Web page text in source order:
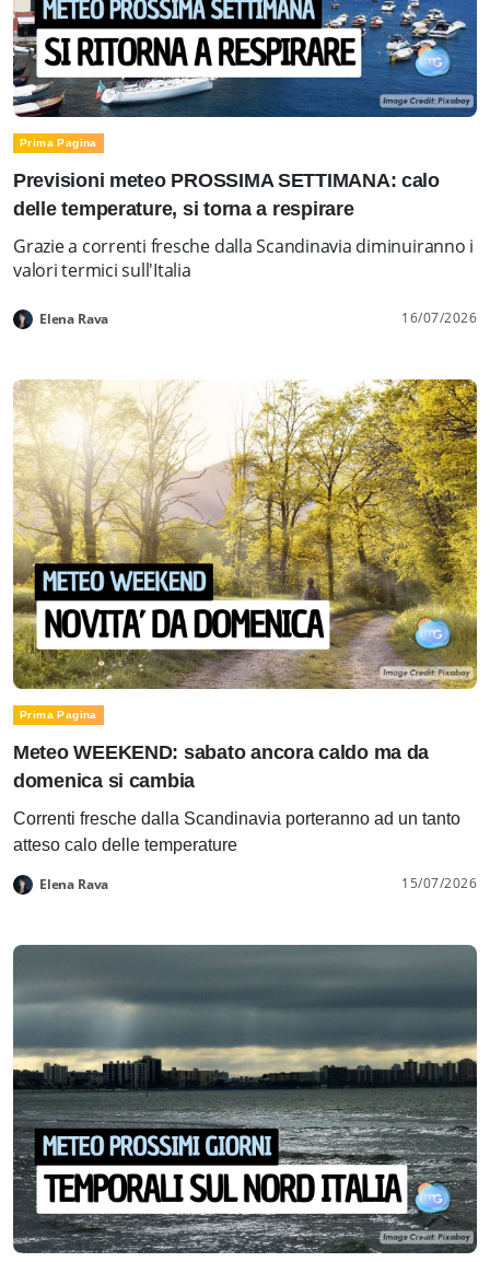
Prima Pagina
Previsioni meteo PROSSIMA SETTIMANA: calo
delle temperature, si torna a respirare
Grazie a correnti fresche dalla Scandinavia diminuiranno i
valori termici sull'Italia
Elena Rava 16/07/2026
Prima Pagina
Meteo WEEKEND: sabato ancora caldo ma da
domenica si cambia
Correnti fresche dalla Scandinavia porteranno ad un tanto
atteso calo delle temperature
Elena Rava 15/07/2026